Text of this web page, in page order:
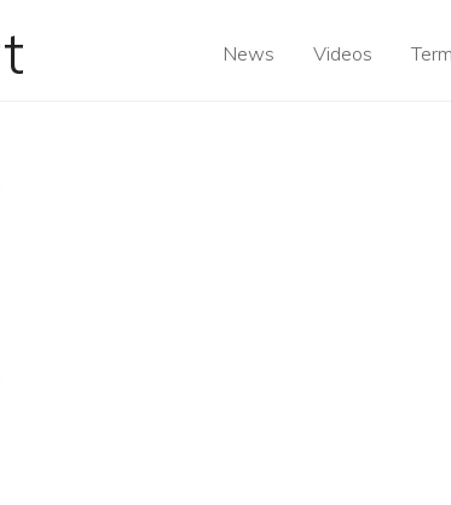
News Videos